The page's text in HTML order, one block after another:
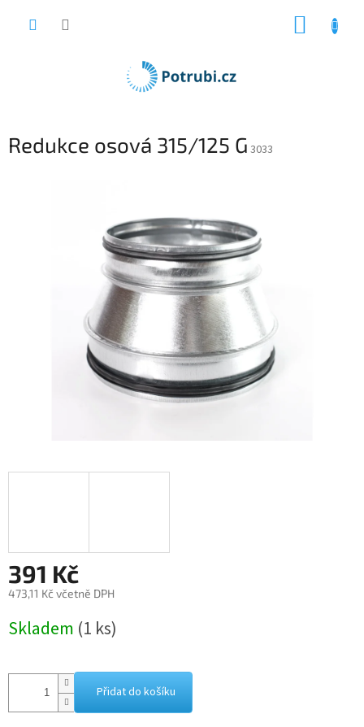
Redukce osová 315/125 G 3033
391 Kč
473,11 Kč včetně DPH
cena:
Skladem (1 ks)
Přidat do košíku